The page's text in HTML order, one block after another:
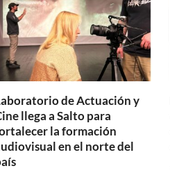
de Actuación y
llega a Salto para
la formación
en el norte del